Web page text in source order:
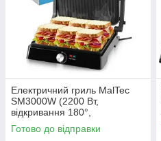
Електричний гриль MalTec
SM3000W (2200 Вт,
відкривання 180°,
антипригарне покриття,
Польща)
Готово до відправки